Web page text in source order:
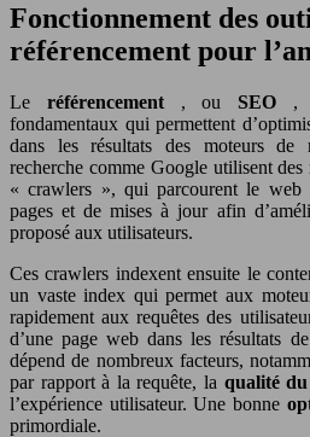
Fonctionnement des
référencement pour
Le référencement , ouSEO ,
fondamentaux qui permettent
dans les résultats des moteurs de
recherche comme Google utilisent
« crawlers », qui parcourent le web
pages et de mises à jour afin
proposé aux utilisateurs.
Ces crawlers indexent ensuite le
un vaste index qui permet aux
rapidement aux requêtes des
d’une page web dans les résultats
dépend de nombreux facteurs,
par rapport à la requête, la qualité
l’expérience utilisateur. Une bonne
primordiale.